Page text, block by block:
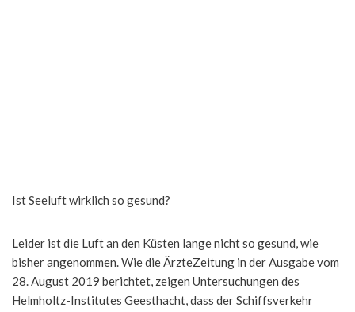
Ist Seeluft wirklich so gesund?
Leider ist die Luft an den Küsten lange nicht so gesund, wie
bisher angenommen. Wie die ÄrzteZeitung in der Ausgabe vom
28. August 2019 berichtet, zeigen Untersuchungen des
Helmholtz-Institutes Geesthacht, dass der Schiffsverkehr